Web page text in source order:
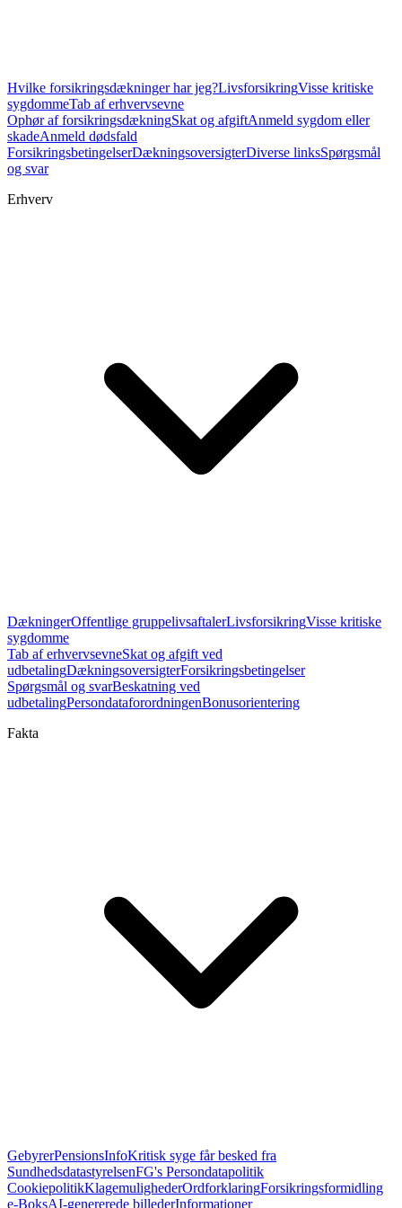
Hvilke forsikringsdækninger har jeg?LivsforsikringVisse kritiske
sygdommeTab af erhvervsevne
Ophør af forsikringsdækningSkat og afgiftAnmeld sygdom eller
skadeAnmeld dødsfald
ForsikringsbetingelserDækningsoversigterDiverse linksSpørgsmål
og svar
Erhverv
DækningerOffentlige gruppelivsaftalerLivsforsikringVisse kritiske
sygdomme
Tab af erhvervsevneSkat og afgift ved
udbetalingDækningsoversigterForsikringsbetingelser
Spørgsmål og svarBeskatning ved
udbetalingPersondataforordningenBonusorientering
Fakta
GebyrerPensionsInfoKritisk syge får besked fra
SundhedsdatastyrelsenFG's Persondatapolitik
CookiepolitikKlagemulighederOrdforklaringForsikringsformidling
e-BoksAI-genererede billederInformationer